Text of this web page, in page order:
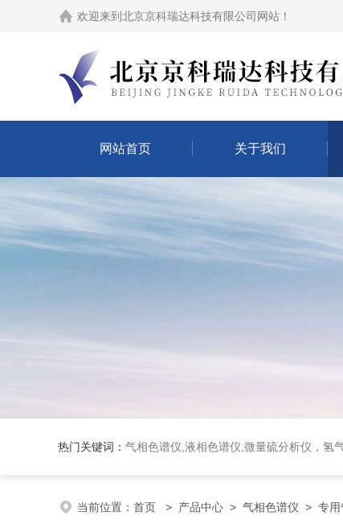
欢迎来到 北京京科瑞达科技有限公司网站 ！
网站首页 关于我们
热门关键词： 气相色谱仪,液相色谱仪,微量硫分析仪，氢气发生器，氮气发生器，空气发生器，色谱耗件（N2000色
当前位置： 首页 > 产品中心 > 气相色谱仪 > 专用